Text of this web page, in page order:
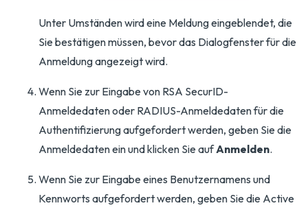
Unter Umständen wird eine Meldung eingeblendet, die
Sie bestätigen müssen, bevor das Dialogfenster für die
Anmeldung angezeigt wird.
Wenn Sie zur Eingabe von RSA SecurID-
Anmeldedaten oder RADIUS-Anmeldedaten für die
Authentifizierung aufgefordert werden, geben Sie die
Anmeldedaten ein und klicken Sie aufAnmelden.
Wenn Sie zur Eingabe eines Benutzernamens und
Kennworts aufgefordert werden, geben Sie die Active